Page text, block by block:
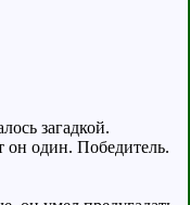
загадкой.
он один. Победитель.